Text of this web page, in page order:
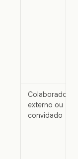
Colaborador
externo ou
convidado